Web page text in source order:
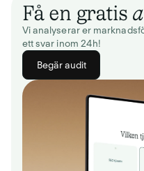
Få en gratis
Vi analyserar er
ett svar inom 24h!
Begär audit